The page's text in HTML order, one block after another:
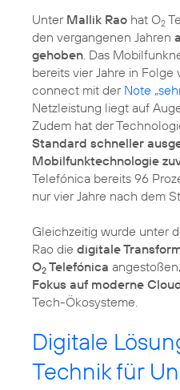
Unter Mallik Rao hat O2
den vergangenen Jahren
gehoben. Das
bereits vier Jahre in
connect mit der Note
Netzleistung liegt auf
Zudem hat der
Standard schneller
Mobilfunktechnologie
Telefónica bereits 96
nur vier Jahre nach dem
Gleichzeitig wurde unter
Rao die digitale
O2 Telefónica
Fokus auf moderne
Tech-Ökosysteme.
Digitale
Technik für